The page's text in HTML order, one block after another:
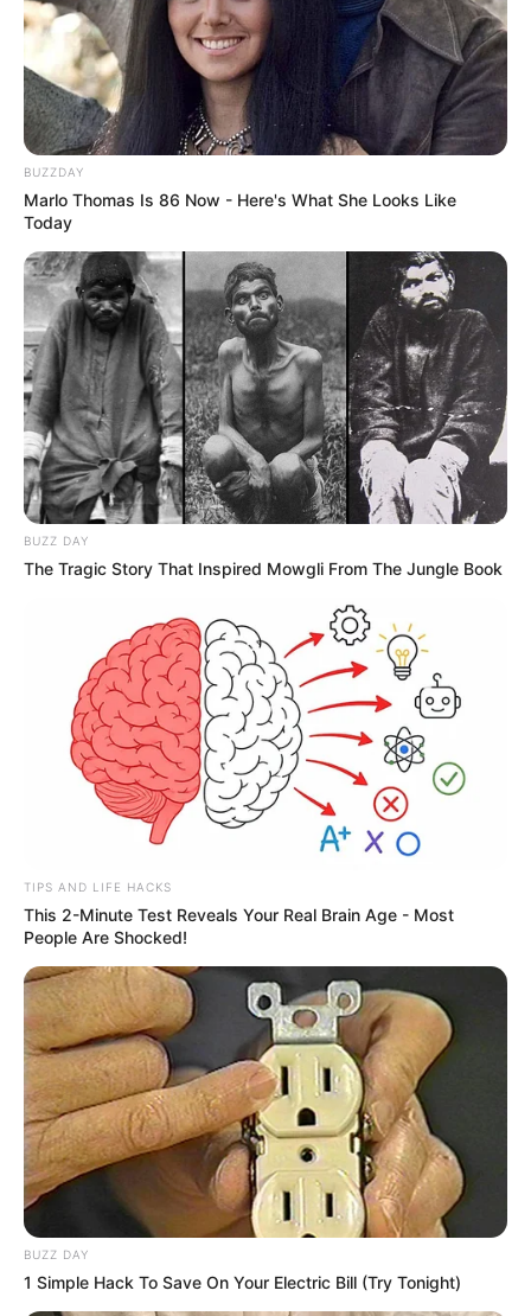
BUZZDAY
Marlo Thomas Is 86 Now - Here's What She Looks Like
Today
BUZZ DAY
The Tragic Story That Inspired Mowgli From The Jungle Book
TIPS AND LIFE HACKS
This 2-Minute Test Reveals Your Real Brain Age - Most
People Are Shocked!
BUZZ DAY
1 Simple Hack To Save On Your Electric Bill (Try Tonight)